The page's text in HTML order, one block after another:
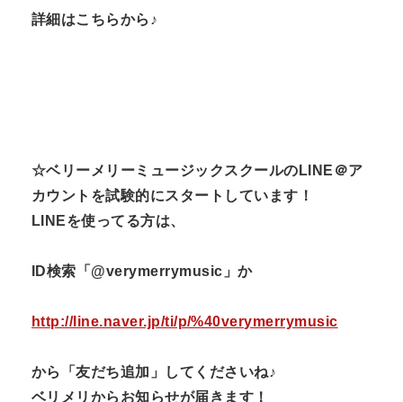
詳細はこちらから♪
☆ベリーメリーミュージックスクールのLINE＠ア
カウントを試験的にスタートしています！
LINEを使ってる方は、
ID検索「@verymerrymusic」か
http://line.naver.jp/ti/p/%40verymerrymusic
から「友だち追加」してくださいね♪
ベリメリからお知らせが届きます！